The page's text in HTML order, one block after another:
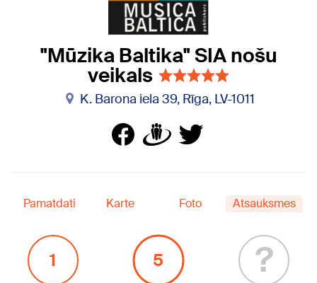
"Mūzika Baltika" SIA nošu
veikals
K. Barona iela 39, Rīga, LV-1011
Pamatdati Karte Foto Atsauksmes
1 5 ?